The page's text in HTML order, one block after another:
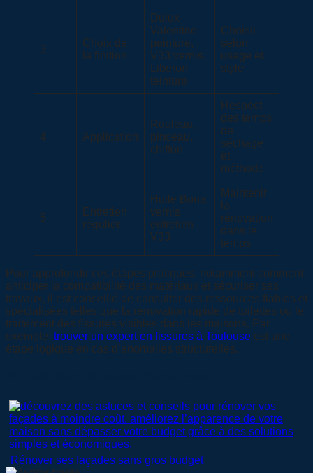
3
Choix de
la finition
Dulux
Valentine
peinture,
V33 vernis,
Liberon
teinture
Choisir
selon
usage et
style
4 Application
Rouleau,
pinceau,
chiffon
Respect
des temps
de
séchage
et
méthode
5
Entretien
régulier
Huile Bona,
vernis
entretien
V33
Maintenir
la
rénovation
dans le
temps
Pour approfondir ces étapes pratiques, notamment comment
anticiper la compatibilité des matériaux et sécuriser ses
travaux, il est conseillé de consulter des ressources fiables et
spécialisées telles que la rénovation rapide de toilettes ou le
traitement des fissures visibles dans les maisons. Par
exemple, trouver un expert en fissures à Toulouse est une
étape logique en cas d’anomalies structurelles.
Rénover ses façades sans gros budget